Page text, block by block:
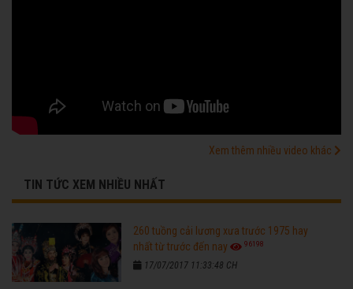
Xem thêm nhiều video khác
TIN TỨC XEM NHIỀU NHẤT
260 tuồng cải lương xưa trước 1975 hay
nhất từ trước đến nay
96198
17/07/2017 11:33:48 CH